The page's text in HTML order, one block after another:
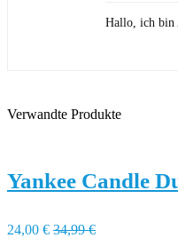
Hallo, ich bin
Verwandte Produkte
Yankee Candle
24,00 € 34,99 €